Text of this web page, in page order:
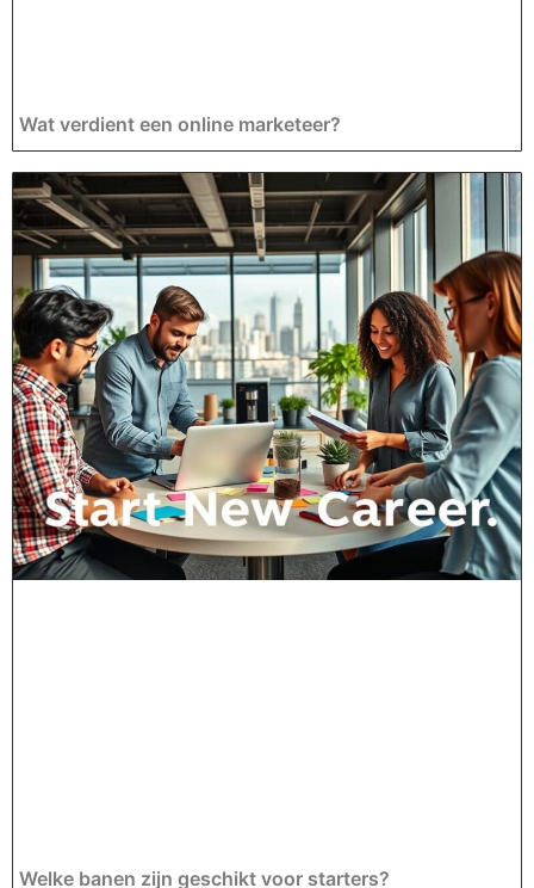
Wat verdient een online marketeer?
Welke banen zijn geschikt voor starters?